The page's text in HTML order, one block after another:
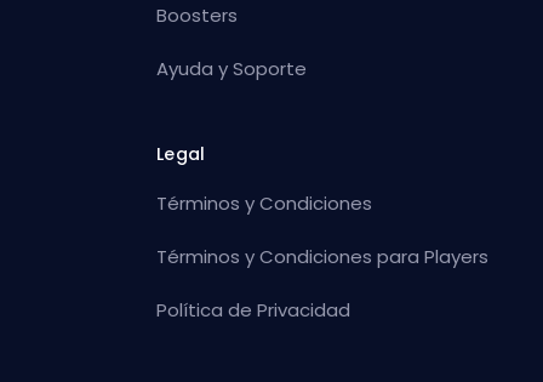
Boosters
Ayuda y Soporte
Legal
Términos y Condiciones
Términos y Condiciones para Players
Política de Privacidad